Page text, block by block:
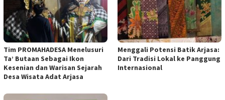
Tim PROMAHADESA Menelusuri
Ta’ Butaan Sebagai Ikon
Kesenian dan Warisan Sejarah
Desa Wisata Adat Arjasa
Menggali Potensi Batik Arjasa:
Dari Tradisi Lokal ke Panggung
Internasional